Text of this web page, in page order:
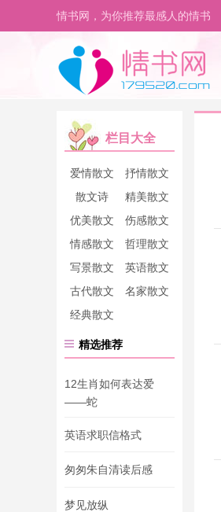
情书网，为你推荐最感人的情书
栏目大全
爱情散文
抒情散文
散文诗
精美散文
优美散文
伤感散文
情感散文
哲理散文
写景散文
英语散文
古代散文
名家散文
经典散文
精选推荐
12生肖如何表达爱
——蛇
英语求职信格式
匆匆朱自清读后感
梦见放纵